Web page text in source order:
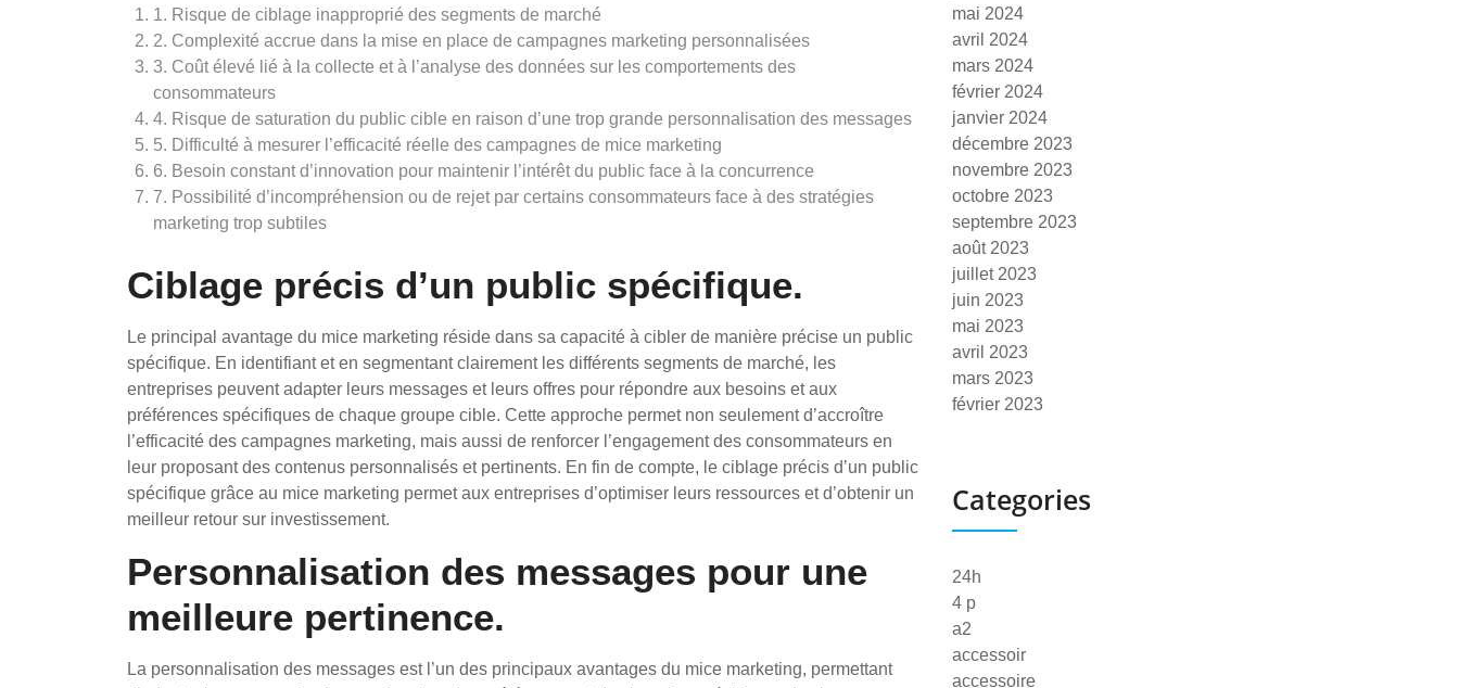
1. Risque de ciblage inapproprié des segments de marché
2. Complexité accrue dans la mise en place de campagnes marketing personnalisées
3. Coût élevé lié à la collecte et à l’analyse des données sur les comportements des
consommateurs
4. Risque de saturation du public cible en raison d’une trop grande personnalisation des messages
5. Difficulté à mesurer l’efficacité réelle des campagnes de mice marketing
6. Besoin constant d’innovation pour maintenir l’intérêt du public face à la concurrence
7. Possibilité d’incompréhension ou de rejet par certains consommateurs face à des stratégies
marketing trop subtiles
Ciblage précis d’un public spécifique.
Le principal avantage du mice marketing réside dans sa capacité à cibler de manière précise un public
spécifique. En identifiant et en segmentant clairement les différents segments de marché, les
entreprises peuvent adapter leurs messages et leurs offres pour répondre aux besoins et aux
préférences spécifiques de chaque groupe cible. Cette approche permet non seulement d’accroître
l’efficacité des campagnes marketing, mais aussi de renforcer l’engagement des consommateurs en
leur proposant des contenus personnalisés et pertinents. En fin de compte, le ciblage précis d’un public
spécifique grâce au mice marketing permet aux entreprises d’optimiser leurs ressources et d’obtenir un
meilleur retour sur investissement.
Personnalisation des messages pour une
meilleure pertinence.
La personnalisation des messages est l’un des principaux avantages du mice marketing, permettant
mai 2024
avril 2024
mars 2024
février 2024
janvier 2024
décembre 2023
novembre 2023
octobre 2023
septembre 2023
août 2023
juillet 2023
juin 2023
mai 2023
avril 2023
mars 2023
février 2023
Categories
24h
4 p
a2
accessoir
accessoire